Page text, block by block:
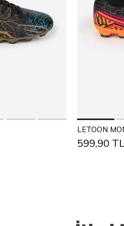
36 37
LETOON
599,90 TL